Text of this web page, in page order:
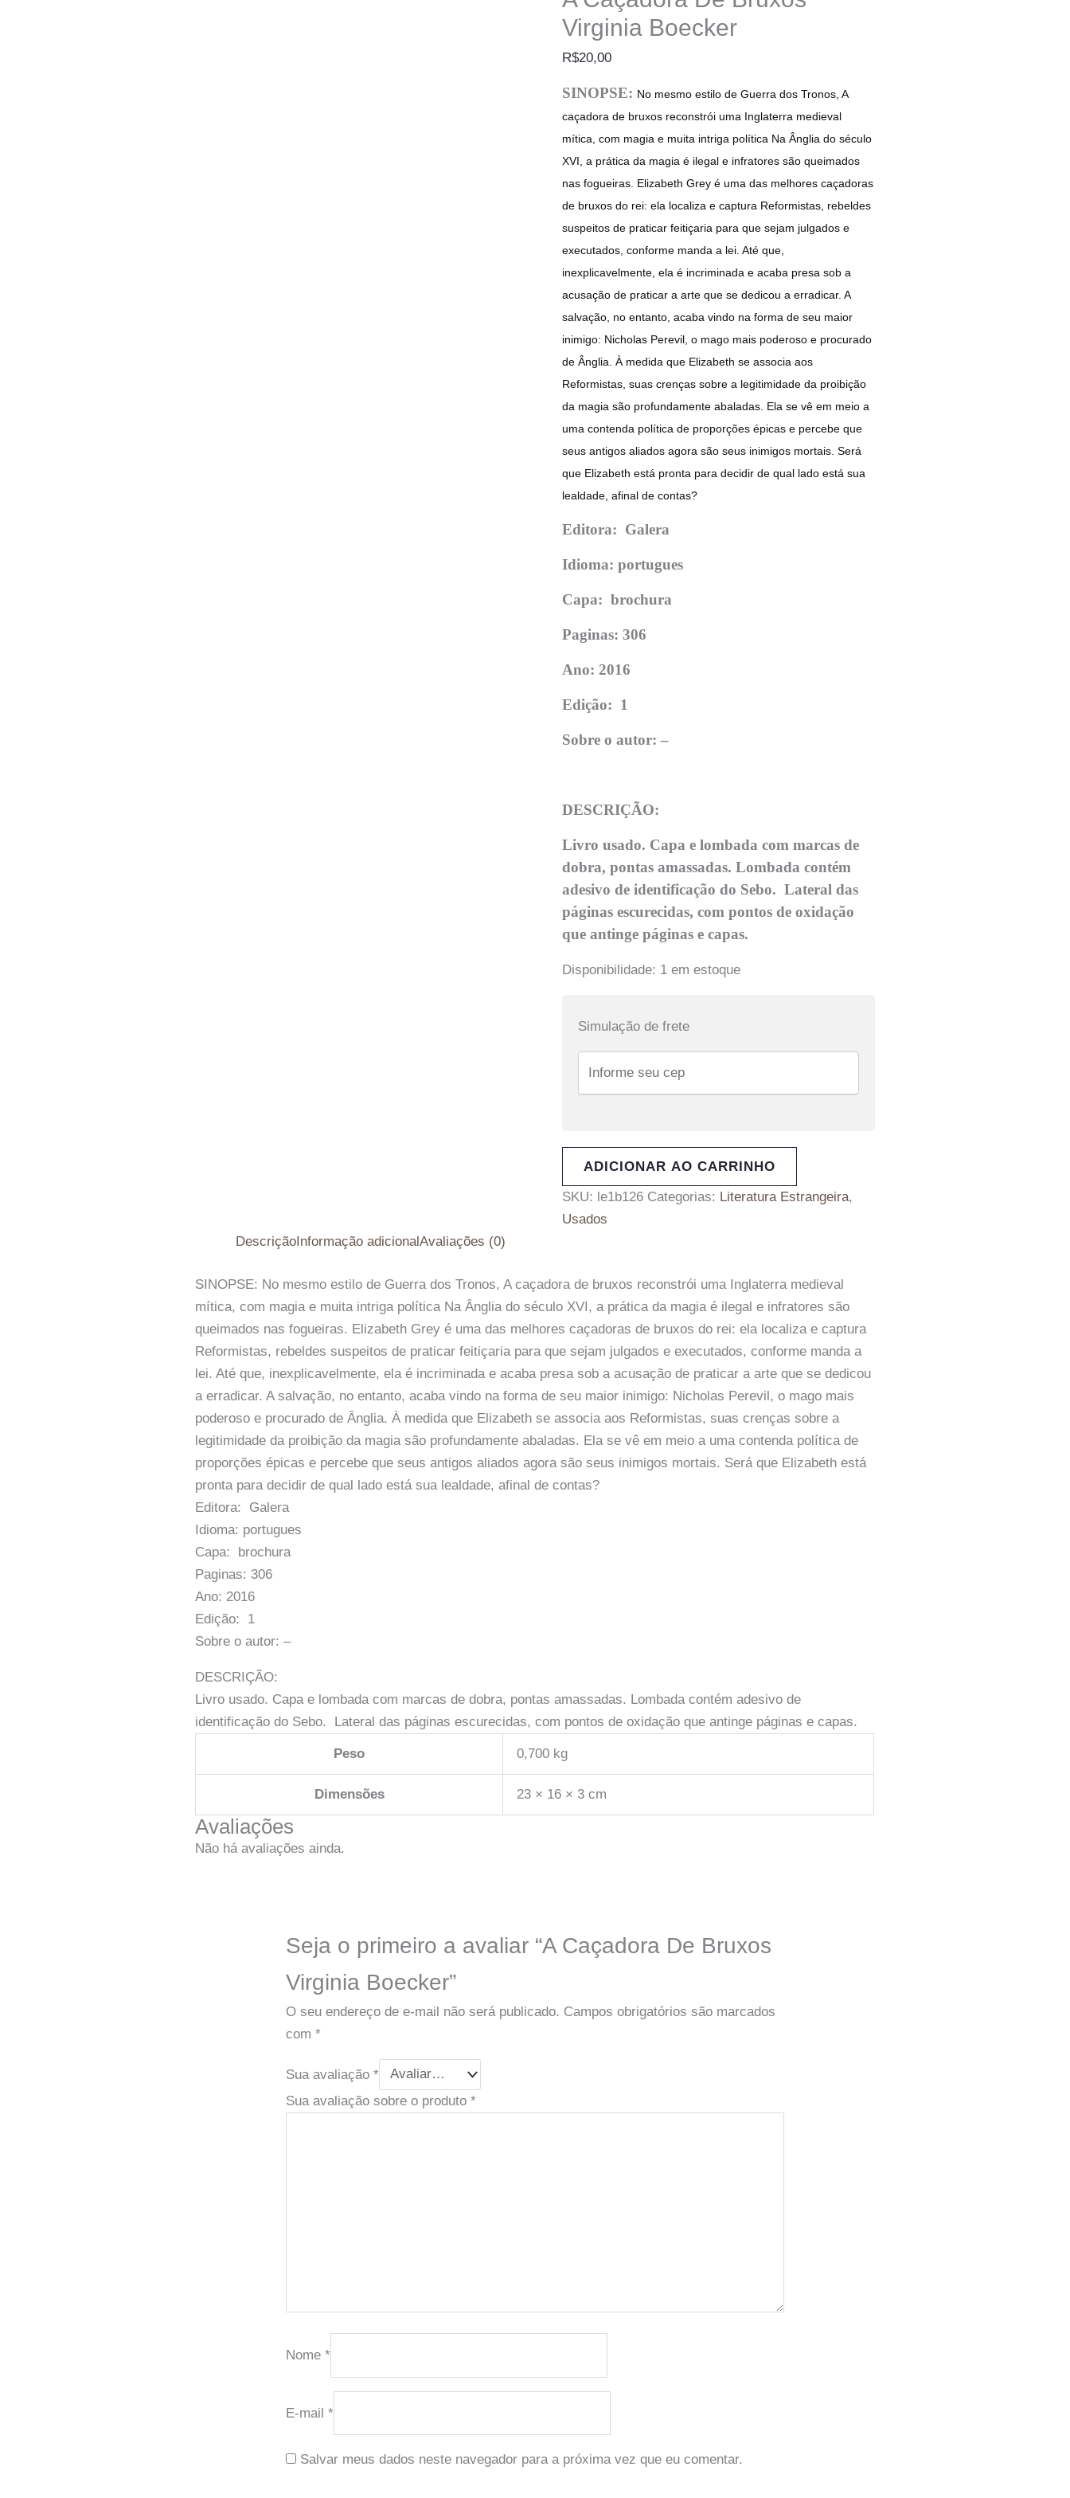
Virginia Boecker
R$20,00
SINOPSE: No mesmo estilo de Guerra dos Tronos, A
caçadora de bruxos reconstrói uma Inglaterra medieval
mítica, com magia e muita intriga política Na Ânglia do século
XVI, a prática da magia é ilegal e infratores são queimados
nas fogueiras. Elizabeth Grey é uma das melhores caçadoras
de bruxos do rei: ela localiza e captura Reformistas, rebeldes
suspeitos de praticar feitiçaria para que sejam julgados e
executados, conforme manda a lei. Até que,
inexplicavelmente, ela é incriminada e acaba presa sob a
acusação de praticar a arte que se dedicou a erradicar. A
salvação, no entanto, acaba vindo na forma de seu maior
inimigo: Nicholas Perevil, o mago mais poderoso e procurado
de Ânglia. À medida que Elizabeth se associa aos
Reformistas, suas crenças sobre a legitimidade da proibição
da magia são profundamente abaladas. Ela se vê em meio a
uma contenda política de proporções épicas e percebe que
seus antigos aliados agora são seus inimigos mortais. Será
que Elizabeth está pronta para decidir de qual lado está sua
lealdade, afinal de contas?
Editora: Galera
Idioma: portugues
Capa: brochura
Paginas: 306
Ano: 2016
Edição: 1
Sobre o autor: –
DESCRIÇÃO:
Livro usado. Capa e lombada com marcas de
dobra, pontas amassadas. Lombada contém
adesivo de identificação do Sebo. Lateral das
páginas escurecidas, com pontos de oxidação
que antinge páginas e capas.
Disponibilidade: 1 em estoque
Simulação de frete
ADICIONAR AO CARRINHO
SKU: le1b126 Categorias: Literatura Estrangeira,
Usados
Descrição Informação adicionalAvaliações (0)
SINOPSE: No mesmo estilo de Guerra dos Tronos, A caçadora de bruxos reconstrói uma Inglaterra medieval
mítica, com magia e muita intriga política Na Ânglia do século XVI, a prática da magia é ilegal e infratores são
queimados nas fogueiras. Elizabeth Grey é uma das melhores caçadoras de bruxos do rei: ela localiza e captura
Reformistas, rebeldes suspeitos de praticar feitiçaria para que sejam julgados e executados, conforme manda a
lei. Até que, inexplicavelmente, ela é incriminada e acaba presa sob a acusação de praticar a arte que se dedicou
a erradicar. A salvação, no entanto, acaba vindo na forma de seu maior inimigo: Nicholas Perevil, o mago mais
poderoso e procurado de Ânglia. À medida que Elizabeth se associa aos Reformistas, suas crenças sobre a
legitimidade da proibição da magia são profundamente abaladas. Ela se vê em meio a uma contenda política de
proporções épicas e percebe que seus antigos aliados agora são seus inimigos mortais. Será que Elizabeth está
pronta para decidir de qual lado está sua lealdade, afinal de contas?
Editora: Galera
Idioma: portugues
Capa: brochura
Paginas: 306
Ano: 2016
Edição: 1
Sobre o autor: –
DESCRIÇÃO:
Livro usado. Capa e lombada com marcas de dobra, pontas amassadas. Lombada contém adesivo de
identificação do Sebo. Lateral das páginas escurecidas, com pontos de oxidação que antinge páginas e capas.
Peso 0,700 kg
Dimensões 23 × 16 × 3 cm
Avaliações
Não há avaliações ainda.
Seja o primeiro a avaliar “A Caçadora De Bruxos
Virginia Boecker”
O seu endereço de e-mail não será publicado. Campos obrigatórios são marcados
com *
Sua avaliação *
Sua avaliação sobre o produto *
Nome *
E-mail *
Salvar meus dados neste navegador para a próxima vez que eu comentar.